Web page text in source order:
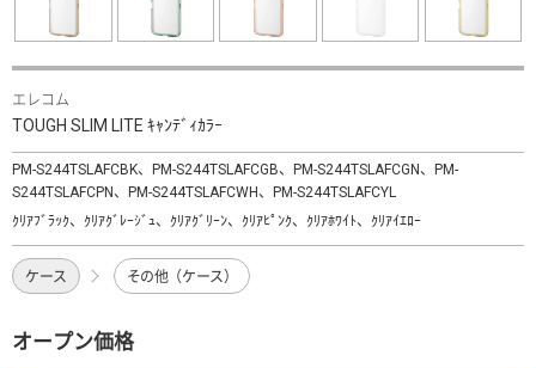
エレコム
TOUGH SLIM LITE ｷｬﾝﾃﾞｨｶﾗｰ
PM-S244TSLAFCBK、PM-S244TSLAFCGB、PM-S244TSLAFCGN、PM-
S244TSLAFCPN、PM-S244TSLAFCWH、PM-S244TSLAFCYL
ｸﾘｱﾌﾞﾗｯｸ、ｸﾘｱｸﾞﾚｰｼﾞｭ、ｸﾘｱｸﾞﾘｰﾝ、ｸﾘｱﾋﾟﾝｸ、ｸﾘｱﾎﾜｲﾄ、ｸﾘｱｲｴﾛｰ
ケース その他（ケース）
オープン価格